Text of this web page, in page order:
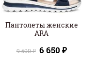
Пантолеты женские
ARA
9 500 ₽ 6 650 ₽